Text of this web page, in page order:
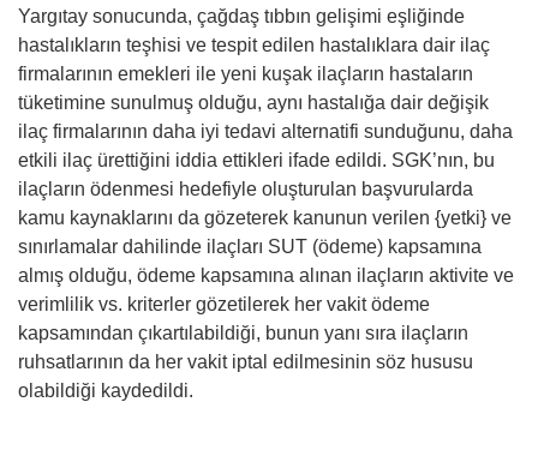
Yargıtay sonucunda, çağdaş tıbbın gelişimi eşliğinde
hastalıkların teşhisi ve tespit edilen hastalıklara dair ilaç
firmalarının emekleri ile yeni kuşak ilaçların hastaların
tüketimine sunulmuş olduğu, aynı hastalığa dair değişik
ilaç firmalarının daha iyi tedavi alternatifi sunduğunu, daha
etkili ilaç ürettiğini iddia ettikleri ifade edildi. SGK’nın, bu
ilaçların ödenmesi hedefiyle oluşturulan başvurularda
kamu kaynaklarını da gözeterek kanunun verilen {yetki} ve
sınırlamalar dahilinde ilaçları SUT (ödeme) kapsamına
almış olduğu, ödeme kapsamına alınan ilaçların aktivite ve
verimlilik vs. kriterler gözetilerek her vakit ödeme
kapsamından çıkartılabildiği, bunun yanı sıra ilaçların
ruhsatlarının da her vakit iptal edilmesinin söz hususu
olabildiği kaydedildi.